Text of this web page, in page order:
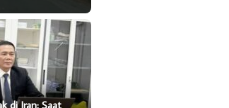
di Iran: Saat